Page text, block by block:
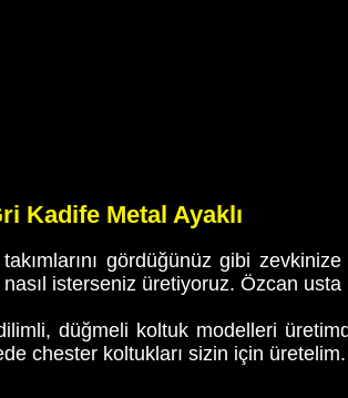
Kadife Metal Ayaklı
gördüğünüz gibi
isterseniz üretiyoruz. Özcan
düğmeli koltuk modelleri
chester koltukları sizin için üretelim.